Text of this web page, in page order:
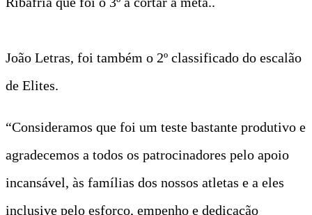
João Letras, foi também o 2º classificado do escalão
de Elites.
“Consideramos que foi um teste bastante produtivo e
agradecemos a todos os patrocinadores pelo apoio
incansável, às famílias dos nossos atletas e a eles
inclusive pelo esforço, empenho e dedicação